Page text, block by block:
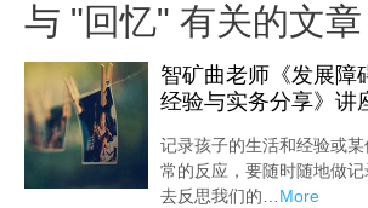
与 "回忆" 有关的文章
智矿曲老师《发展障
经验与实务分享》讲
记录孩子的生活和经验或
常的反应，要随时随地做
去反思我们的… More